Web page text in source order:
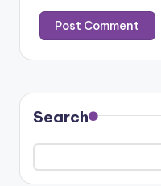
Search